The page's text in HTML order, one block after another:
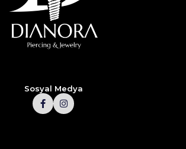
Sosyal Medya